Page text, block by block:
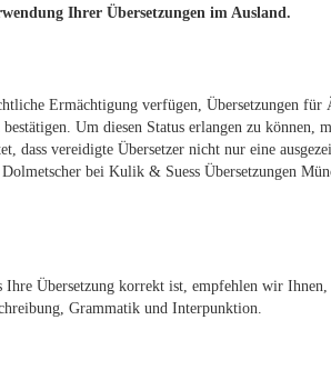
Ihrer Übersetzungen im Ausland.
Ermächtigung verfügen, Übersetzungen
Um diesen Status erlangen zu können,
vereidigte Übersetzer nicht nur eine
bei Kulik & Suess Übersetzungen
Übersetzung korrekt ist, empfehlen wir
Grammatik und Interpunktion.